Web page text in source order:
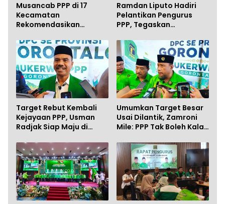
Musancab PPP di 17
Kecamatan
Rekomendasikan
Pilkada Bone Bolango
2031
Ramdan Liputo Hadiri
Pelantikan Pengurus
PPP, Tegaskan
Kunci Membangun
Gorontalo
Target Rebut Kembali
Kejayaan PPP, Usman
Radjak Siap Maju di
Mendatang
Umumkan Target Besar
Usai Dilantik, Zamroni
Mile: PPP Tak Boleh Kalah